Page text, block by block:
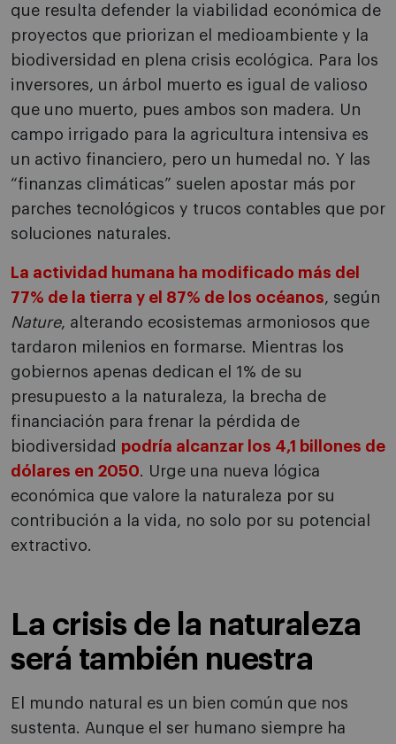
que resulta defender la viabilidad económica de
proyectos que priorizan el medioambiente y la
biodiversidad en plena crisis ecológica. Para los
inversores, un árbol muerto es igual de valioso
que uno muerto, pues ambos son madera. Un
campo irrigado para la agricultura intensiva es
un activo financiero, pero un humedal no. Y las
“finanzas climáticas” suelen apostar más por
parches tecnológicos y trucos contables que por
soluciones naturales.
La actividad humana ha modificado más del
77% de la tierra y el 87% de los océanos, según
Nature, alterando ecosistemas armoniosos que
tardaron milenios en formarse. Mientras los
gobiernos apenas dedican el 1% de su
presupuesto a la naturaleza, la brecha de
financiación para frenar la pérdida de
biodiversidad podría alcanzar los 4,1 billones de
dólares en 2050. Urge una nueva lógica
económica que valore la naturaleza por su
contribución a la vida, no solo por su potencial
extractivo.
La crisis de la naturaleza
será también nuestra
El mundo natural es un bien común que nos
sustenta. Aunque el ser humano siempre ha